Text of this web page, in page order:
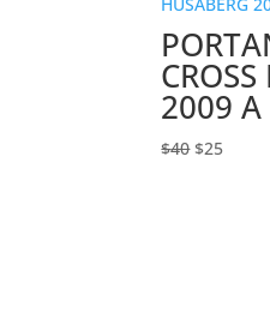
2009
$40 El
$25El